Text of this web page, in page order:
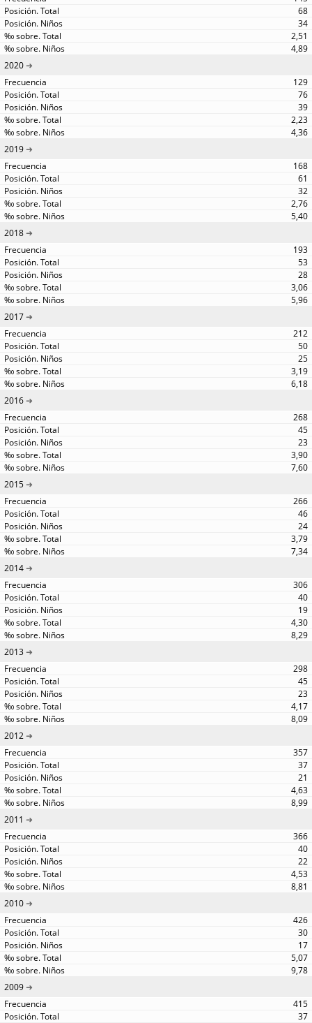
68
34
2,51
4,89
2020
129
76
39
2,23
4,36
2019
168
61
32
2,76
5,40
2018
193
53
28
3,06
5,96
2017
212
50
25
3,19
6,18
2016
268
45
23
3,90
7,60
2015
266
46
24
3,79
7,34
2014
306
40
19
4,30
8,29
2013
298
45
23
4,17
8,09
2012
357
37
21
4,63
8,99
2011
366
40
22
4,53
8,81
2010
426
30
17
5,07
9,78
2009
415
37